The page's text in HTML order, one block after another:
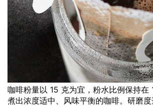
咖啡粉量以 15 克为宜，粉水比例保持在
煮出浓度适中、风味平衡的咖啡。研磨